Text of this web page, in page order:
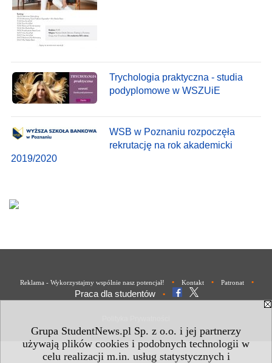
Grupa StudentNews.pl Sp. z o.o. i jej partnerzy
używają plików cookies i podobnych technologii w
celu realizacji m.in. usług statystycznych i
Trychologia praktyczna - studia
podyplomowe w WSZUiE
WSB w Poznaniu rozpoczęła
rekrutację na rok akademicki
2019/2020
Reklama - Wykorzystajmy wspólnie nasz potencjał! • Kontakt • Patronat •
Praca dla studentów •